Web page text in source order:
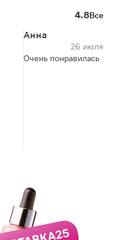
4.8Все
Анна
26 июля
Очень понравилась